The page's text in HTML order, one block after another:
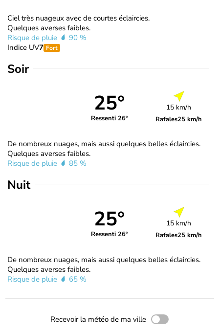
Ciel très nuageux avec de courtes éclaircies.
Quelques averses faibles.
Risque de pluie
90 %
Indice UV7 Fort
Soir
25°
Ressenti 26°
15 km/h
Rafales25 km/h
De nombreux nuages, mais aussi quelques belles éclaircies.
Quelques averses faibles.
Risque de pluie
85 %
Nuit
25°
Ressenti 26°
15 km/h
Rafales25 km/h
De nombreux nuages, mais aussi quelques belles éclaircies.
Quelques averses faibles.
Risque de pluie
65 %
Recevoir la météo de ma ville